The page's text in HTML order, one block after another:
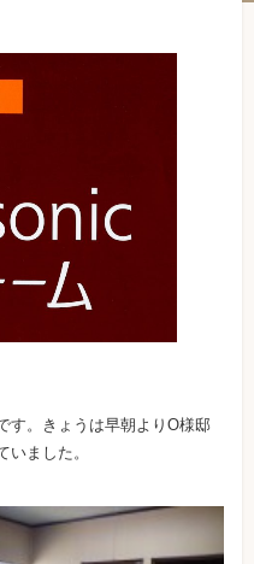
す。きょうは早朝よりO様邸
ました。